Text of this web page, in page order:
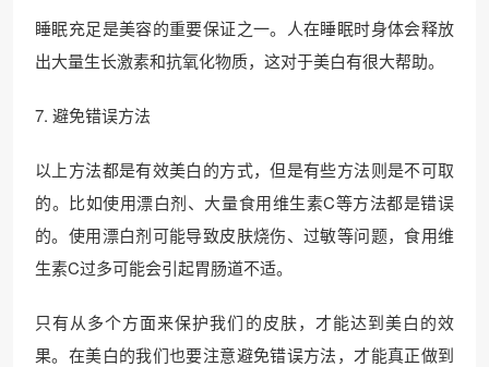
睡眠充足是美容的重要保证之一。人在睡眠时身体会释放
出大量生长激素和抗氧化物质，这对于美白有很大帮助。
7. 避免错误方法
以上方法都是有效美白的方式，但是有些方法则是不可取
的。比如使用漂白剂、大量食用维生素C等方法都是错误
的。使用漂白剂可能导致皮肤烧伤、过敏等问题，食用维
生素C过多可能会引起胃肠道不适。
只有从多个方面来保护我们的皮肤，才能达到美白的效
果。在美白的我们也要注意避免错误方法，才能真正做到